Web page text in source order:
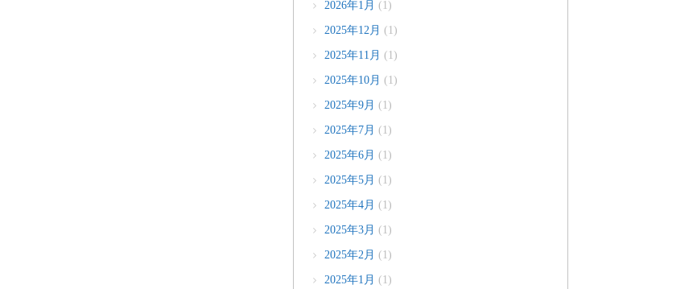
2026年1月 (1)
2025年12月 (1)
2025年11月 (1)
2025年10月 (1)
2025年9月 (1)
2025年7月 (1)
2025年6月 (1)
2025年5月 (1)
2025年4月 (1)
2025年3月 (1)
2025年2月 (1)
2025年1月 (1)